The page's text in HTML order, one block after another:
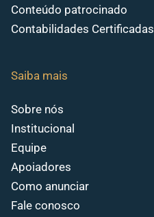
Conteúdo patrocinado
Contabilidades Certificadas
Saiba mais
Sobre nós
Institucional
Equipe
Apoiadores
Como anunciar
Fale conosco